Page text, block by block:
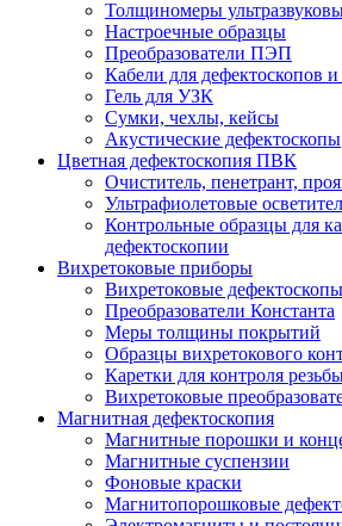
Толщиномеры
Настроечные образцы
Преобразователи ПЭП
Кабели для дефектоскопов
Гель для УЗК
Сумки, чехлы, кейсы
Акустические дефектоскопы
Цветная дефектоскопия ПВК
Очиститель, пенетрант,
Ультрафиолетовые
Контрольные образцы для
дефектоскопии
Вихретоковые приборы
Вихретоковые дефектоскопы
Преобразователи Константа
Меры толщины покрытий
Образцы вихретокового
Каретки для контроля
Вихретоковые
Магнитная дефектоскопия
Магнитные порошки и
Магнитные суспензии
Фоновые краски
Магнитопорошковые